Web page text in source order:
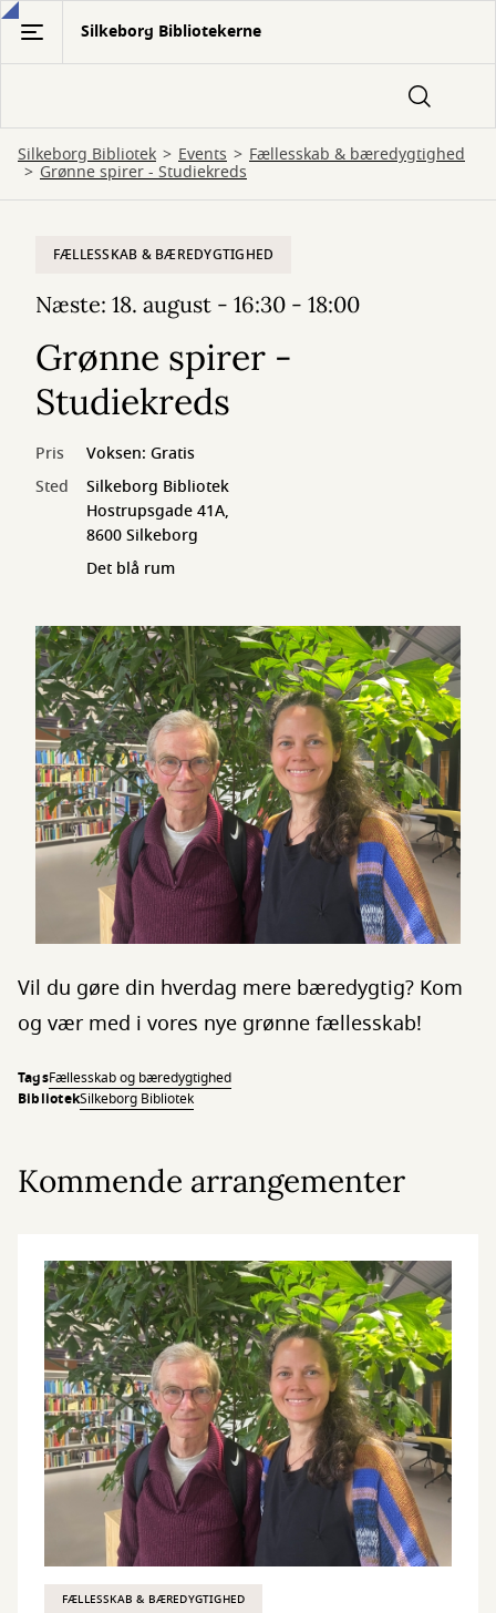
Gå
hovedindhold
Silkeborg Bibliotekerne
Silkeborg Bibliotek Events Fællesskab & bæredygtighed
Grønne spirer - Studiekreds
FÆLLESSKAB & BÆREDYGTIGHED
Næste: 18. august - 16:30 - 18:00
Grønne spirer -
Studiekreds
Pris
Voksen: Gratis
Sted
Silkeborg Bibliotek
Hostrupsgade 41A,
8600 Silkeborg
Det blå rum
Vil du gøre din hverdag mere bæredygtig? Kom
og vær med i vores nye grønne fællesskab!
TagsFællesskab og bæredygtighed
BibliotekSilkeborg Bibliotek
Kommende arrangementer
FÆLLESSKAB & BÆREDYGTIGHED